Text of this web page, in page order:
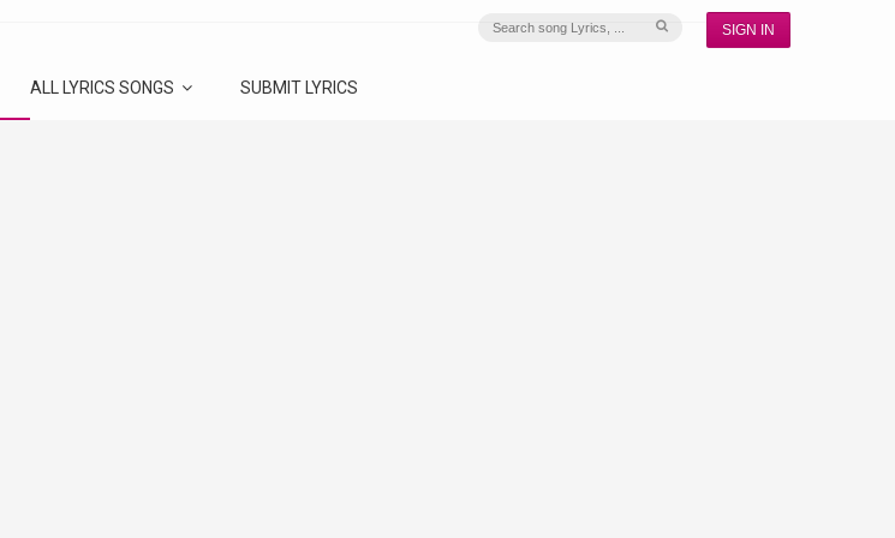
SIGN IN
ALL LYRICS SONGS SUBMIT LYRICS